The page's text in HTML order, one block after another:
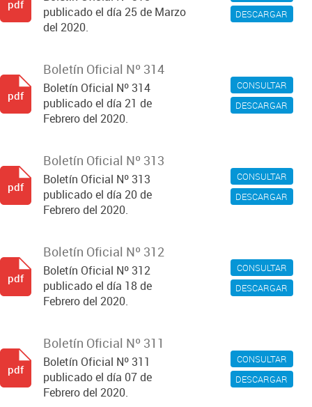
DESCARGAR
publicado el día 25 de Marzo
del 2020.
pdf
CONSULTAR
DESCARGAR
Boletín Oficial Nº 314
Boletín Oficial Nº 314
publicado el día 21 de
Febrero del 2020.
pdf
CONSULTAR
DESCARGAR
Boletín Oficial Nº 313
Boletín Oficial Nº 313
publicado el día 20 de
Febrero del 2020.
pdf
CONSULTAR
DESCARGAR
Boletín Oficial Nº 312
Boletín Oficial Nº 312
publicado el día 18 de
Febrero del 2020.
pdf
CONSULTAR
DESCARGAR
Boletín Oficial Nº 311
Boletín Oficial Nº 311
publicado el día 07 de
Febrero del 2020.
pdf